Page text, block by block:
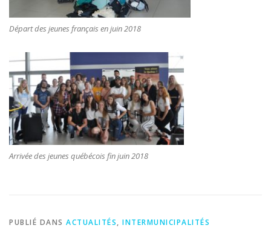
Départ des jeunes français en juin 2018
Arrivée des jeunes québécois fin juin 2018
PUBLIÉ DANS ACTUALITÉS, INTERMUNICIPALITÉS